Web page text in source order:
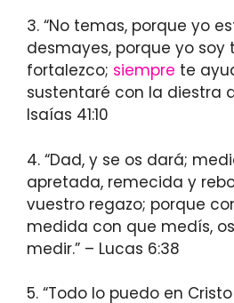
3. “No temas, porque yo
desmayes, porque yo soy
fortalezco; siempre te
sustentaré con la diestra
Isaías 41:10
4. “Dad, y se os dará;
apretada, remecida y
vuestro regazo; porque
medida con que medís,
medir.” – Lucas 6:38
5. “Todo lo puedo en